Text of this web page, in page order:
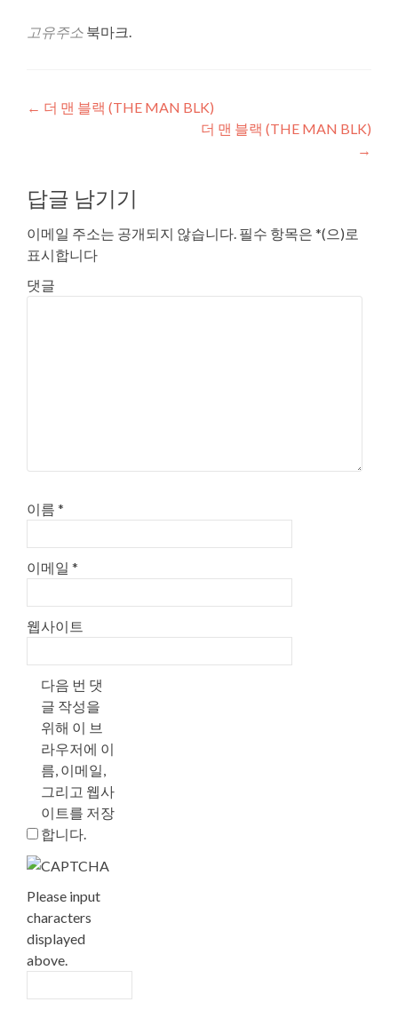
고유주소 북마크.
글
게
이
션
← 더 맨 블랙 (THE MAN BLK)
더 맨 블랙 (THE MAN BLK)
→
답글 남기기
이메일 주소는 공개되지 않습니다. 필수 항목은 *(으)로
표시합니다
댓글
이름 *
이메일 *
웹사이트
다음 번 댓
글 작성을
위해 이 브
라우저에 이
름, 이메일,
그리고 웹사
이트를 저장
합니다.
Please input
characters
displayed
above.